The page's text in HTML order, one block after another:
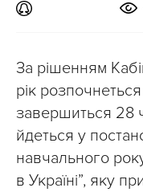
За рішенням
рік
завершиться 28
йдеться у
навчального
в Україні”, яку